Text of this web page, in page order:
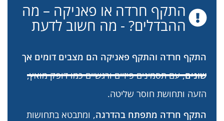
התקף חרדה או פאניקה – מה
ההבדלים? - מה חשוב לדעת
התקף חרדה והתקף פאניקה הם מצבים דומים אך
שונים, עם תסמינים פיזיים ורגשיים כמו דופק מואץ,
הזעה ותחושת חוסר שליטה.
התקף חרדה מתפתח בהדרגה, ומתבטא בתחושות